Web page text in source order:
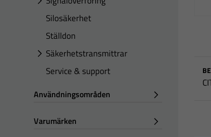
Silosäkerhet
Ställdon
Säkerhetstransmittrar
Service & support
Användningsområden
Varumärken